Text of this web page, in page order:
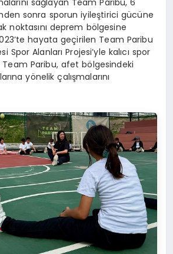
sonra sporun iyileştirici gücüne
noktasını deprem bölgesine
hayata geçirilen Team Paribu
Spor Alanları Projesi’yle kalıcı spor
Team Paribu, afet bölgesindeki
yönelik çalışmalarını